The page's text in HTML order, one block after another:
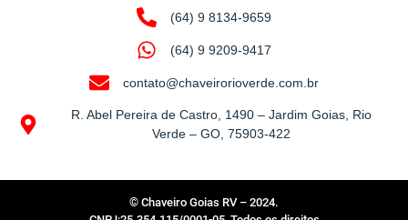
(64) 9 8134-9659
(64) 9 9209-9417
contato@chaveirorioverde.com.br
R. Abel Pereira de Castro, 1490 – Jardim Goias, Rio
Verde – GO, 75903-422
© Chaveiro Goias RV – 2024.